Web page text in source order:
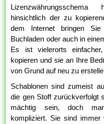
hinsichtlich der zu
dem Internet bringen
Buchladen oder auch in
Es ist vielerorts
kopieren und sie an Ihre
von Grund auf neu zu
Schablonen sind zumeist
die gen Stoff zurückverfolgt
mächtig sein, doch
kompliziert. Sie sind immer